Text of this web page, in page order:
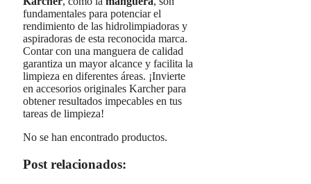
fundamentales para potenciar el
rendimiento de las hidrolimpiadoras y
aspiradoras de esta reconocida marca.
Contar con una manguera de calidad
garantiza un mayor alcance y facilita la
limpieza en diferentes áreas. ¡Invierte
en accesorios originales Karcher para
obtener resultados impecables en tus
tareas de limpieza!
No se han encontrado productos.
Post relacionados: